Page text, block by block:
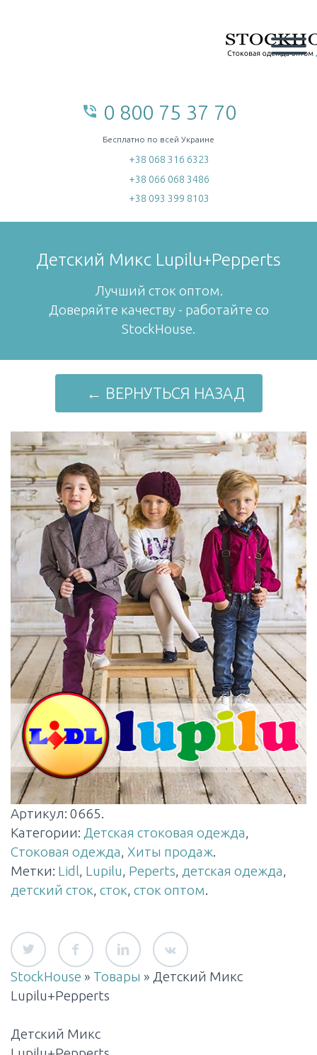
phone_in_talk 0 800 75 37 70
Бесплатно по всей Украине
+38 068 316 6323
+38 066 068 3486
+38 093 399 8103
Детский Микс Lupilu+Pepperts
Лучший сток оптом.
Доверяйте качеству - работайте со
StockHouse.
← ВЕРНУТЬСЯ НАЗАД
Артикул: 0665.
Категории: Детская стоковая одежда,
Стоковая одежда, Хиты продаж.
Метки: Lidl, Lupilu, Peperts, детская одежда,
детский сток, сток, сток оптом.
StockHouse » Товары » Детский Микс
Lupilu+Pepperts
Детский Микс